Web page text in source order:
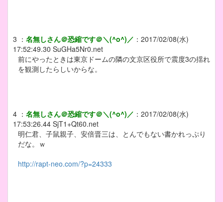
3 ： 名無しさん＠恐縮です＠＼(^o^)／ ： 2017/02/08(水)
17:52:49.30 SuGHa5Nr0.net
前にやったときは東京ドームの隣の文京区役所で震度3の揺れ
を観測したらしいからな。
4 ： 名無しさん＠恐縮です＠＼(^o^)／ ： 2017/02/08(水)
17:53:26.44 SjT1+Qt60.net
明仁君、子鼠親子、安倍晋三は、とんでもない書かれっぷり
だな。ｗ
http://rapt-neo.com/?p=24333